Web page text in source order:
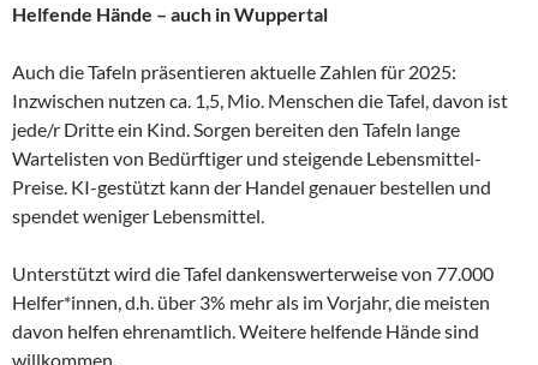
Helfende Hände – auch in Wuppertal
Auch die Tafeln präsentieren aktuelle Zahlen für 2025:
Inzwischen nutzen ca. 1,5, Mio. Menschen die Tafel, davon ist
jede/r Dritte ein Kind. Sorgen bereiten den Tafeln lange
Wartelisten von Bedürftiger und steigende Lebensmittel-
Preise. KI-gestützt kann der Handel genauer bestellen und
spendet weniger Lebensmittel.
Unterstützt wird die Tafel dankenswerterweise von 77.000
Helfer*innen, d.h. über 3% mehr als im Vorjahr, die meisten
davon helfen ehrenamtlich. Weitere helfende Hände sind
willkommen.